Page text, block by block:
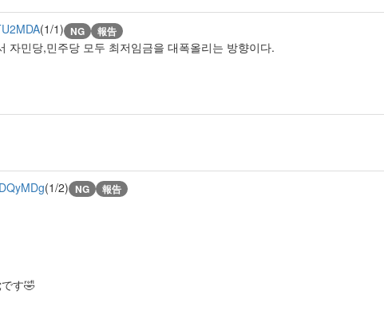
(1/1) NG 報告
자민당,민주당 모두 최저임금을 대폭올리는 방향이다.
(1/2) NG 報告
す🤣